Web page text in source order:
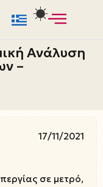
Ανάλυση
–
17/11/2021
σε μετρό,